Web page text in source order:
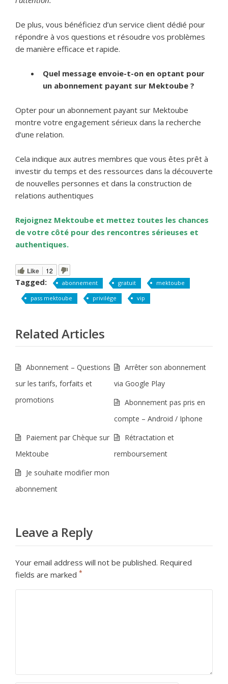
De plus, vous bénéficiez d’un service client dédié pour
répondre à vos questions et résoudre vos problèmes
de manière efficace et rapide.
Quel message envoie-t-on en optant pour
un abonnement payant sur Mektoube ?
Opter pour un abonnement payant sur Mektoube
montre votre engagement sérieux dans la recherche
d’une relation.
Cela indique aux autres membres que vous êtes prêt à
investir du temps et des ressources dans la découverte
de nouvelles personnes et dans la construction de
relations authentiques
Rejoignez Mektoube et mettez toutes les chances
de votre côté pour des rencontres sérieuses et
authentiques.
Like 12
Tagged: abonnement gratuit
mektoube
pass mektoube
privilége vip
Related Articles
Abonnement – Questions
sur les tarifs, forfaits et
promotions
Arrêter son abonnement
via Google Play
Abonnement pas pris en
compte – Android / Iphone
Paiement par Chèque sur
Mektoube
Rétractation et
remboursement
Je souhaite modifier mon
abonnement
Leave a Reply
Your email address will not be published. Required
fields are marked *